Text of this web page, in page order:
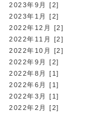
2023年9月 [2]
2023年1月 [2]
2022年12月 [2]
2022年11月 [2]
2022年10月 [2]
2022年9月 [2]
2022年8月 [1]
2022年6月 [1]
2022年3月 [1]
2022年2月 [2]